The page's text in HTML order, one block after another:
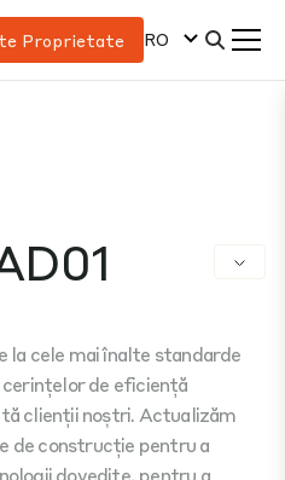
Proprietate RO
la cele mai înalte standarde
de eficiență
clienții noștri. Actualizăm
de construcție pentru a
dovedite, pentru a